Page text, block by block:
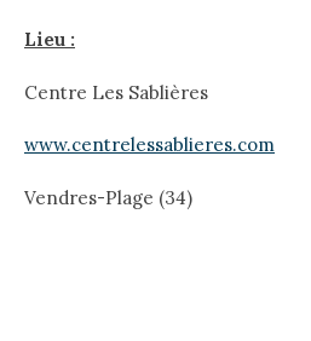
Lieu :
Centre Les Sablières
www.centrelessablieres.com
Vendres-Plage (34)